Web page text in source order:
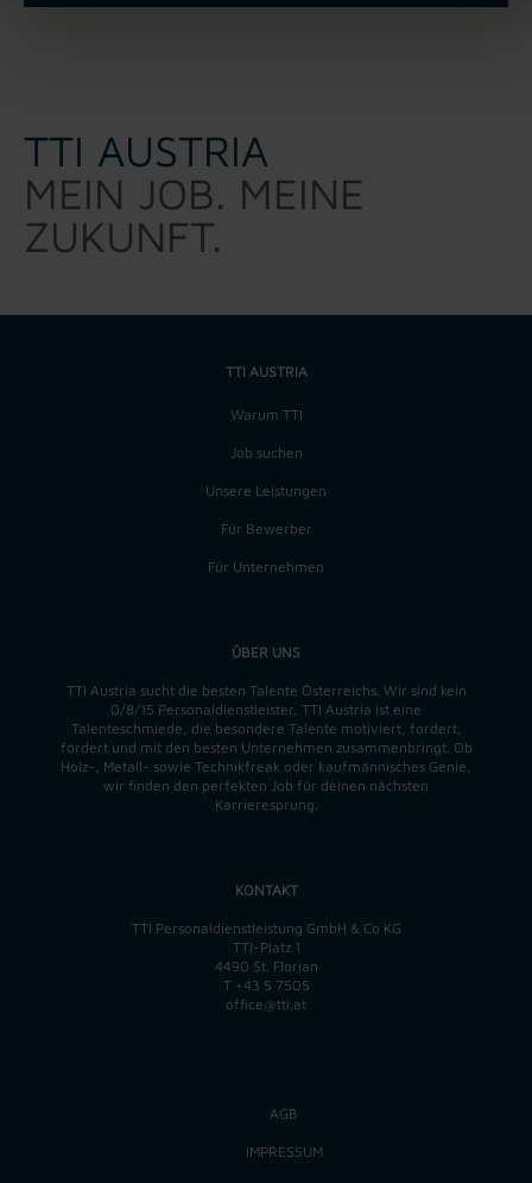
TTI AUSTRIA
MEIN JOB. MEINE
ZUKUNFT.
TTI AUSTRIA
Warum TTI
Job suchen
Unsere Leistungen
Für Bewerber
Für Unternehmen
ÜBER UNS
TTI Austria sucht die besten Talente Österreichs. Wir sind kein
0/8/15 Personaldienstleister, TTI Austria ist eine
Talenteschmiede, die besondere Talente motiviert, fordert,
fördert und mit den besten Unternehmen zusammenbringt. Ob
Holz-, Metall- sowie Technikfreak oder kaufmännisches Genie,
wir finden den perfekten Job für deinen nächsten
Karrieresprung.
KONTAKT
TTI Personaldienstleistung GmbH & Co KG
TTI-Platz 1
4490 St. Florian
T +43 5 7505
office@tti.at
AGB
IMPRESSUM